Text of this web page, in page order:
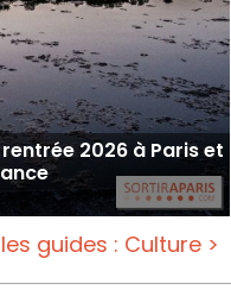
2026 à Paris et
guides : Culture >